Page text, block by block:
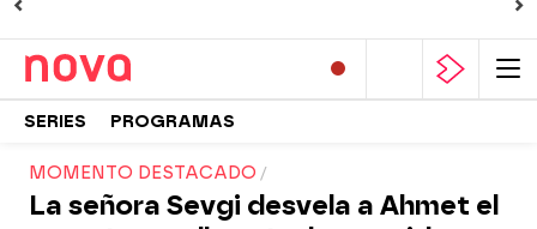
SERIES PROGRAMAS
MOMENTO DESTACADO
La señora Sevgi desvela a Ahmet el